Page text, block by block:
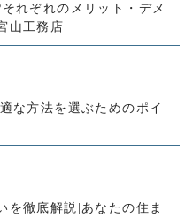
れぞれのメリット・デメ
山工務店
な方法を選ぶためのポイ
を徹底解説|あなたの住ま